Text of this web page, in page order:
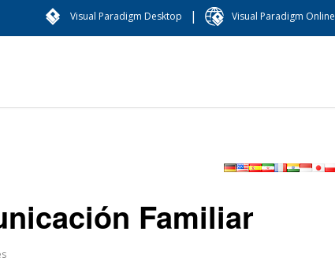
Visual Paradigm Desktop | Visual Paradigm Online
Familiar